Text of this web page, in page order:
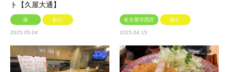
ト【久屋大通】
栄 飲む
2025.05.04
名古屋市西区 飲む
2025.04.15